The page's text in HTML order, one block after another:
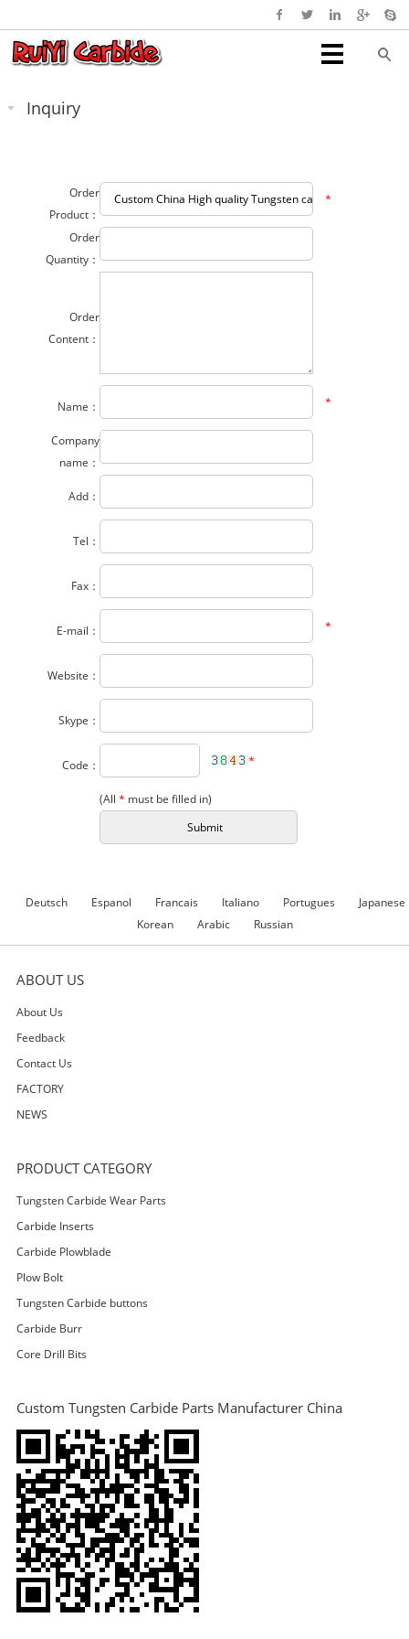
Inquiry
Order
Product：
*
Order
Quantity：
Order
Content：
Name： *
Company
name：
Add：
Tel：
Fax：
E-mail： *
Website：
Skype：
Code： *
(All * must be filled in)
Deutsch Espanol Francais Italiano Portugues
Japanese
Korean
Arabic Russian
ABOUT US
About Us
Feedback
Contact Us
FACTORY
NEWS
PRODUCT CATEGORY
Tungsten Carbide Wear Parts
Carbide Inserts
Carbide Plowblade
Plow Bolt
Tungsten Carbide buttons
Carbide Burr
Core Drill Bits
Custom Tungsten Carbide Parts Manufacturer China